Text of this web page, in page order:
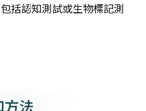
括認知測試或生物標記測
方法